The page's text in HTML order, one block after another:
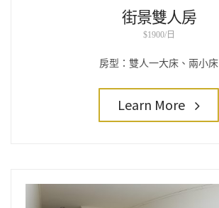
街景雙人房
$1900/日
房型：雙人一大床、兩小床
Learn More